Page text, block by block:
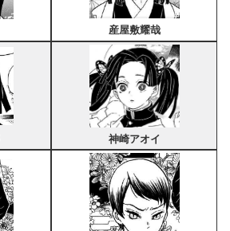
産屋敷耀哉
神崎アオイ